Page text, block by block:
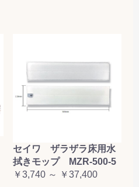
セイワ ザラザラ床用水
拭きモップ MZR-500-5
￥3,740 ～ ￥37,400